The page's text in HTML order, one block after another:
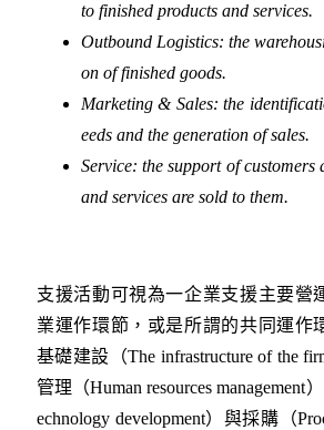
to finished products and services.
Outbound Logistics: the
on of finished goods.
Marketing & Sales: the
eeds and the generation of sales.
Service: the support of customers
and services are sold to them.
支援活動可視為一企業支援主要營
業運作環節，或是所謂的共同運作
基礎建設（The infrastructure of the
管理（Human resources management
echnology development）與採購（